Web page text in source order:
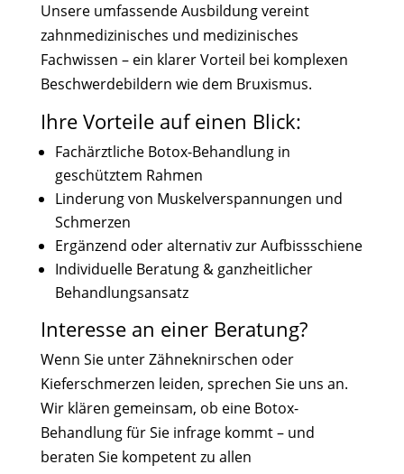
Unsere umfassende Ausbildung vereint
zahnmedizinisches und medizinisches
Fachwissen – ein klarer Vorteil bei komplexen
Beschwerdebildern wie dem Bruxismus.
Ihre Vorteile auf einen Blick:
Fachärztliche Botox-Behandlung in
geschütztem Rahmen
Linderung von Muskelverspannungen und
Schmerzen
Ergänzend oder alternativ zur Aufbissschiene
Individuelle Beratung & ganzheitlicher
Behandlungsansatz
Interesse an einer Beratung?
Wenn Sie unter Zähneknirschen oder
Kieferschmerzen leiden, sprechen Sie uns an.
Wir klären gemeinsam, ob eine Botox-
Behandlung für Sie infrage kommt – und
beraten Sie kompetent zu allen